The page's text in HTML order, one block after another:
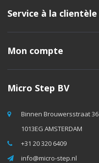
Service à la clientèle
Mon compte
Micro Step BV
Binnen Brouwersstraat 36
1013EG AMSTERDAM
+31 20 320 6409
info@micro-step.nl